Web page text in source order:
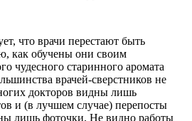
что врачи перестают быть
как обучены они своим
чудесного старинного аромата
врачей-сверстников не
докторов видны лишь
и (в лучшем случае) перепосты
лишь фоточки. Не видно работы